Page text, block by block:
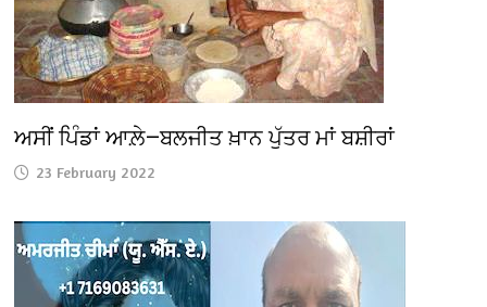
ਅਸੀਂ ਪਿੰਡਾਂ ਆਲ਼ੇ—ਬਲਜੀਤ ਖ਼ਾਨ ਪੁੱਤਰ ਮਾਂ ਬਸ਼ੀਰਾਂ
23 February 2022